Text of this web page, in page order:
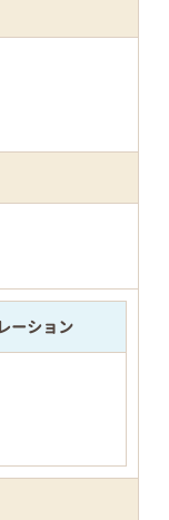
ーション